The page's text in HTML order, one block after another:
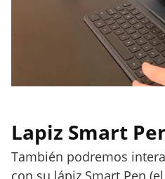
Lapiz Smart
También podremos
con su lápiz Smart Pen